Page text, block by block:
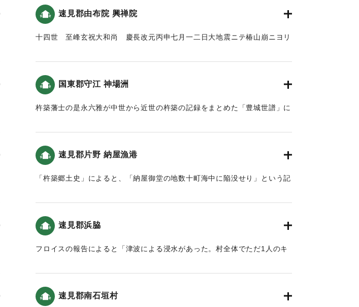
を再建し、本尊を安置し、威徳寺という名前をつけた（豊陽古事談）。境内
にある古い五輪塔は、かつて島にあったものと伝えられている。
｜固有コード:00028044
速見郡由布院 興禅院
十四世 至峰玄祝大和尚 慶長改元丙申七月一二日大地震ニテ椿山崩ニヨリ
（慶長元年（改元）丙申（ひのえさる）七月一二日、大地震にて椿山が崩壊
したことにより興禅院の殿堂と共に亡くなった。至峰玄祝和尚は興禅院に一
八年住んだ。）
【出典：以心伝心（平岡虎峰、1976）（挟間史談会 梅野敏明氏の報告によ
国東郡守江 神場洲
杵築藩士の是永六雅が中世から近世の杵築の記録をまとめた「豊城世譜」に
「（神場洲の内側は）天下無双の港でしたが津波によって海底へ沈没してし
まいました。」という記述がある（大分の地震と津波）。
この地の津波高は、羽鳥(1985)によると4〜5メートルと推定されている。
｜固有コード:00028038
速見郡片野 納屋漁港
「杵築郷土史」によると、「納屋御堂の地数十町海中に陥没せり」という記
速見郡浜脇
フロイスの報告によると「津波による浸水があった。村全体でただ1人のキ
「豊後国速見郡御検地帳」によると「先年大地震ニ永荒罷成候」という耕地
があった。
速見郡南石垣村